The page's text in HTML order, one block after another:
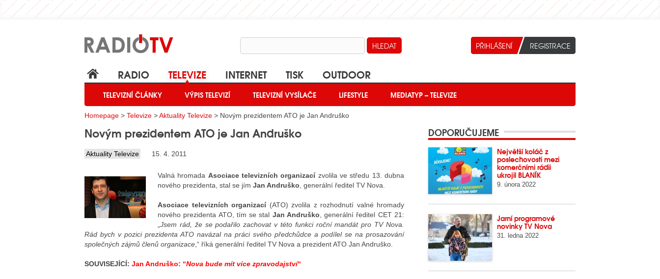
RADIO TELEVIZE
TELEVIZNÍ ČLÁNKY VÝPIS TELEVIZÍ TELEVIZNÍ VYSÍLAČE LIFESTYLE MEDIATYP – TELEVIZE
INTERNET TISK OUTDOOR
Homepage > Televize >Aktuality Televize > Novým prezidentem ATO je Jan Andruško
Novým prezidentem ATO je Jan Andruško
Aktuality Televize 15. 4. 2011
Valná hromada Asociace televizních organizacízvolila ve středu 13. dubna
nového prezidenta, stal se jím Jan Andruško , generální ředitel TV Nova.
Asociace televizních organizací(ATO) zvolila z rozhodnutí valné hromady
nového prezidenta ATO, tím se stal Jan Andruško , generální ředitel CET 21:
Jsem rád, že se podařilo zachovat v této funkci roční mandát pro TV Nova.
Rád bych v pozici prezidenta ATO navázal na práci svého předchůdce a podílel se na prosazování
společných zájmů členů organizace ,“ říká generální ředitel TV Nova a prezident ATO Jan Andruško.
SOUVISEJÍCÍ: Jan Andruško: “Nova bude mít více zpravodajství“
DOPORUČUJEME
Největší koláč z
poslechovosti mezi
komerčními rádii
ukrojil BLANÍK
9. února 2022
Jarní programové
novinky TV Nova
31. ledna 2022